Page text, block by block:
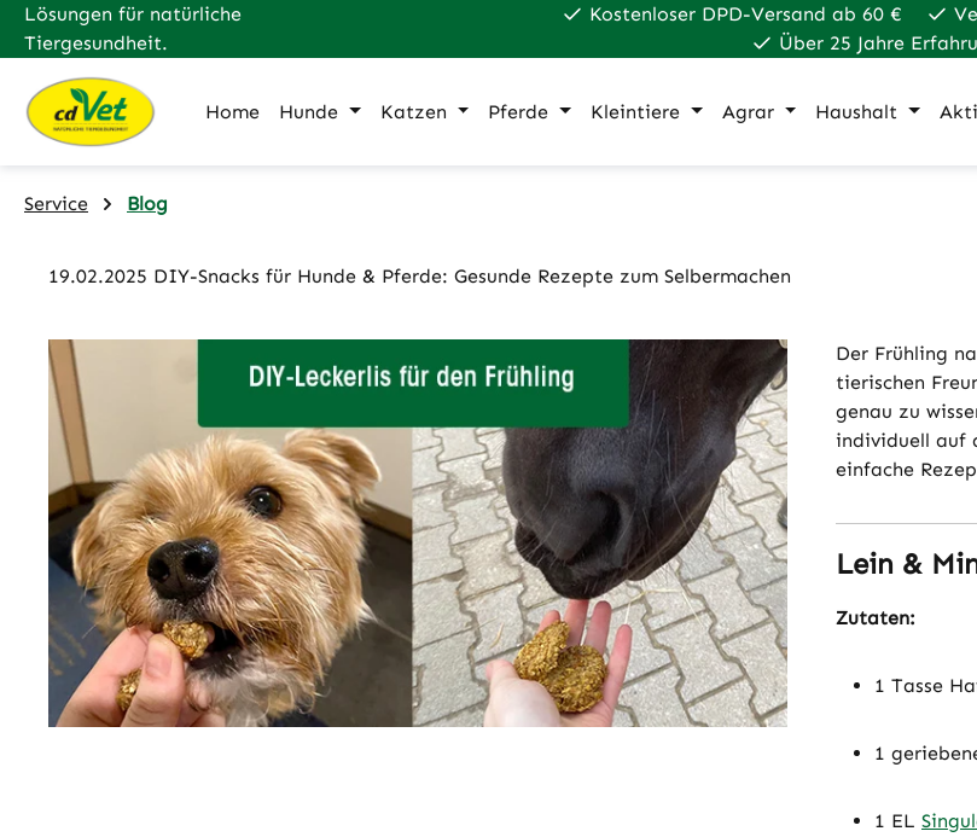
Hauptinhalt springen
Zur Suche springen
Zur Hauptnavigation springen
Lösungen für natürliche
Tiergesundheit.
Kostenloser DPD-Versand ab 60 €
Über 25 Jahre
Home Hunde Katzen Pferde Kleintiere Agrar Haushalt
Service Blog
19.02.2025 DIY-Snacks für Hunde & Pferde: Gesunde Rezepte zum Selbermachen
Der Frühling
tierischen
genau zu
individuell auf
einfache
Lein &
Zutaten:
1 Tasse
1
1 EL